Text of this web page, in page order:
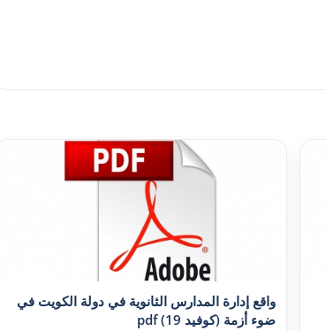
واقع إدارة المدارس الثانوية في دولة الکويت في
ضوء أزمة (کوفيد 19) pdf